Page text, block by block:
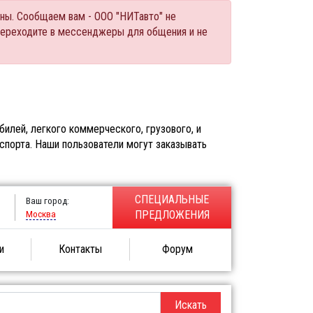
Сообщаем вам - ООО "НИТавто" не
в мессенджеры для общения и не
легкого коммерческого, грузового, и
Наши пользователи могут заказывать
Ваш город:
Москва
СПЕЦИАЛЬНЫЕ
ПРЕДЛОЖЕНИЯ
Контакты Форум
Искать